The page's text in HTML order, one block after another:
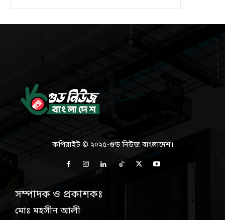
কপিরাইট © ২০২৫-গুড নিউজ বাংলাদেশ।
সম্পাদক ও প্রকাশকঃ
মোঃ মহসীন আলী